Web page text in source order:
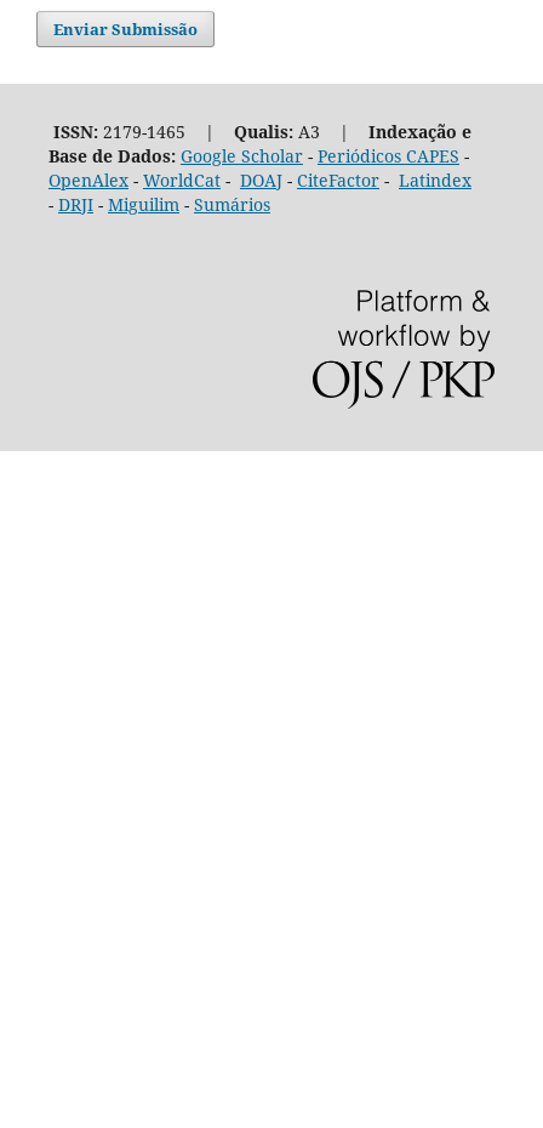
Enviar Submissão
ISSN:2179-1465 | Qualis:A3 | Indexação e
Base de Dados: Google Scholar- Periódicos CAPES -
OpenAlex- WorldCat- DOAJ- CiteFactor- Latindex
- DRJI- Miguilim- Sumários